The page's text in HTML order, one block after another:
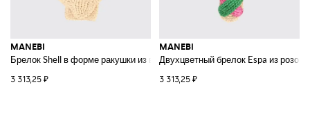
MANEBI
Брелок Shell в форме ракушки из вязаной рафии
3 313,25 ₽
MANEBI
Двухцветный брелок Espa из
3 313,25 ₽